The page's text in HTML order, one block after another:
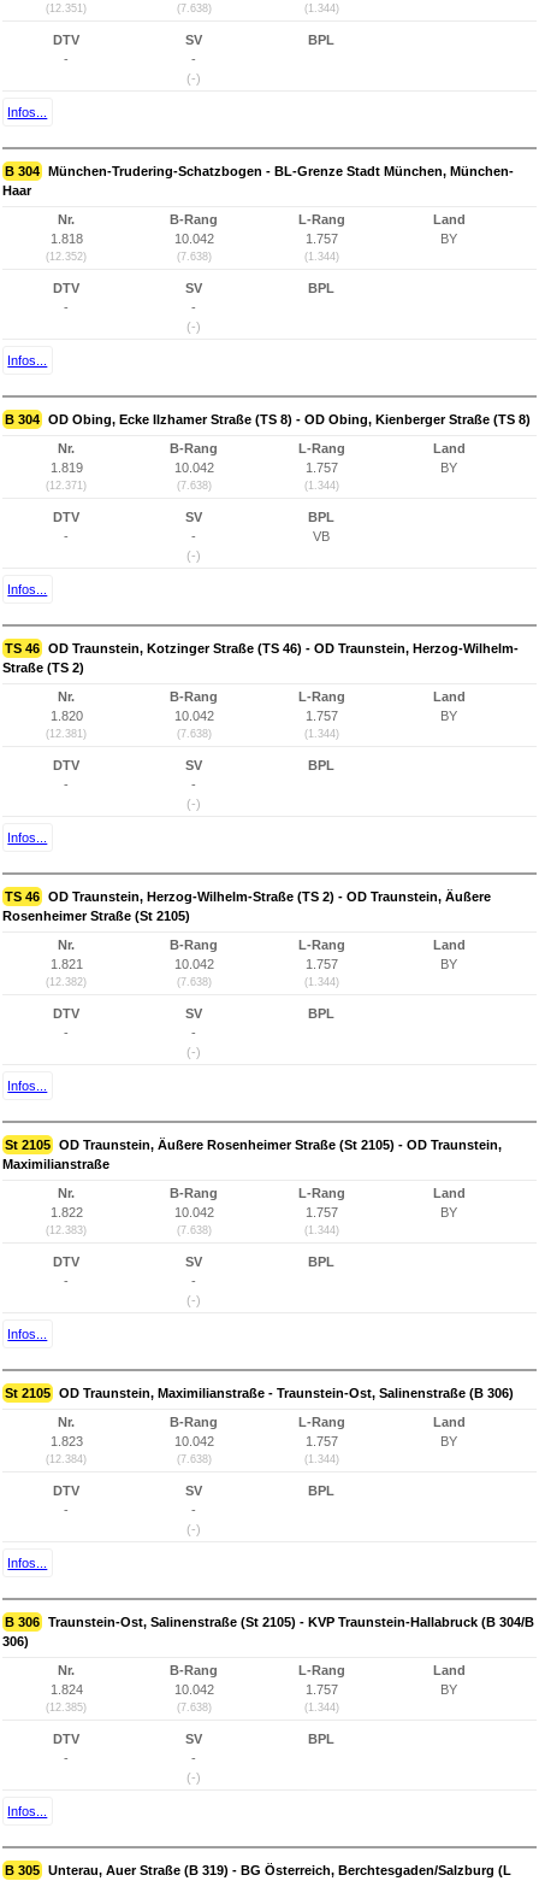
(12.351) (7.638) (1.344)
DTV
-
SV
-
(-)
BPL
Infos...
B 304 München-Trudering-Schatzbogen - BL-Grenze Stadt München, München-
Haar
Nr.
1.818
(12.352)
B-Rang
10.042
(7.638)
L-Rang
1.757
(1.344)
Land
BY
DTV
-
SV
-
(-)
BPL
Infos...
B 304 OD Obing, Ecke Ilzhamer Straße (TS 8) - OD Obing, Kienberger Straße (TS 8)
Nr.
1.819
(12.371)
B-Rang
10.042
(7.638)
L-Rang
1.757
(1.344)
Land
BY
DTV
-
SV
-
(-)
BPL
VB
Infos...
TS 46 OD Traunstein, Kotzinger Straße (TS 46) - OD Traunstein, Herzog-Wilhelm-
Straße (TS 2)
Nr.
1.820
(12.381)
B-Rang
10.042
(7.638)
L-Rang
1.757
(1.344)
Land
BY
DTV
-
SV
-
(-)
BPL
Infos...
TS 46 OD Traunstein, Herzog-Wilhelm-Straße (TS 2) - OD Traunstein, Äußere
Rosenheimer Straße (St 2105)
Nr.
1.821
(12.382)
B-Rang
10.042
(7.638)
L-Rang
1.757
(1.344)
Land
BY
DTV
-
SV
-
(-)
BPL
Infos...
St 2105 OD Traunstein, Äußere Rosenheimer Straße (St 2105) - OD Traunstein,
Maximilianstraße
Nr.
1.822
(12.383)
B-Rang
10.042
(7.638)
L-Rang
1.757
(1.344)
Land
BY
DTV
-
SV
-
(-)
BPL
Infos...
St 2105 OD Traunstein, Maximilianstraße - Traunstein-Ost, Salinenstraße (B 306)
Nr.
1.823
(12.384)
B-Rang
10.042
(7.638)
L-Rang
1.757
(1.344)
Land
BY
DTV
-
SV
-
(-)
BPL
Infos...
B 306 Traunstein-Ost, Salinenstraße (St 2105) - KVP Traunstein-Hallabruck (B 304/B
306)
Nr.
1.824
(12.385)
B-Rang
10.042
(7.638)
L-Rang
1.757
(1.344)
Land
BY
DTV
-
SV
-
(-)
BPL
Infos...
B 305 Unterau, Auer Straße (B 319) - BG Österreich, Berchtesgaden/Salzburg (L